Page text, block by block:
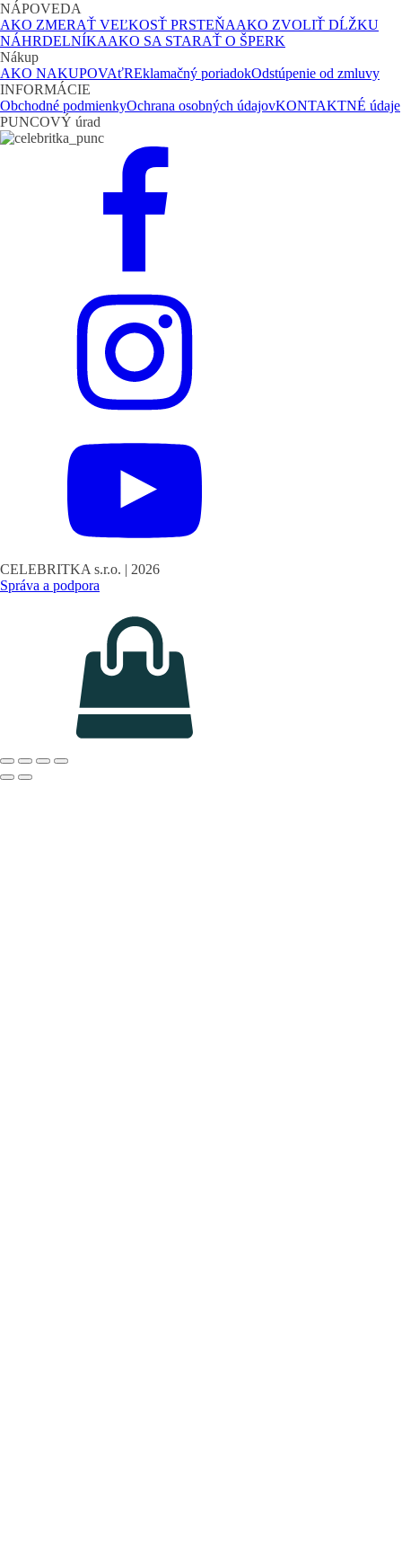
NÁPOVEDA
AKO ZMERAŤ VEĽKOSŤ PRSTEŇAAKO ZVOLIŤ DĹŽKU
NÁHRDELNÍKAAKO SA STARAŤ O ŠPERK
Nákup
AKO NAKUPOVAťREklamačný poriadokOdstúpenie od zmluvy
INFORMÁCIE
Obchodné podmienkyOchrana osobných údajovKONTAKTNÉ údaje
PUNCOVÝ úrad
CELEBRITKA s.r.o. | 2026
Správa a podpora